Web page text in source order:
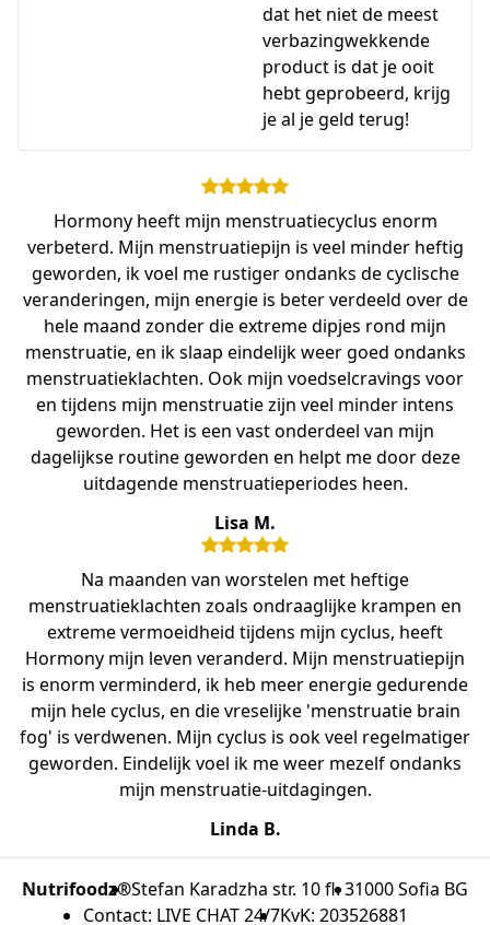
dat het niet de meest
verbazingwekkende
product is dat je ooit
hebt geprobeerd, krijg
je al je geld terug!
Hormony heeft mijn menstruatiecyclus enorm
verbeterd. Mijn menstruatiepijn is veel minder heftig
geworden, ik voel me rustiger ondanks de cyclische
veranderingen, mijn energie is beter verdeeld over de
hele maand zonder die extreme dipjes rond mijn
menstruatie, en ik slaap eindelijk weer goed ondanks
menstruatieklachten. Ook mijn voedselcravings voor
en tijdens mijn menstruatie zijn veel minder intens
geworden. Het is een vast onderdeel van mijn
dagelijkse routine geworden en helpt me door deze
uitdagende menstruatieperiodes heen.
Lisa M.
Na maanden van worstelen met heftige
menstruatieklachten zoals ondraaglijke krampen en
extreme vermoeidheid tijdens mijn cyclus, heeft
Hormony mijn leven veranderd. Mijn menstruatiepijn
is enorm verminderd, ik heb meer energie gedurende
mijn hele cyclus, en die vreselijke 'menstruatie brain
fog' is verdwenen. Mijn cyclus is ook veel regelmatiger
geworden. Eindelijk voel ik me weer mezelf ondanks
mijn menstruatie-uitdagingen.
Linda B.
Nutrifoodz®Stefan Karadzha str. 10 fl. 31000 Sofia BG
Contact: LIVE CHAT 24/7KvK: 203526881